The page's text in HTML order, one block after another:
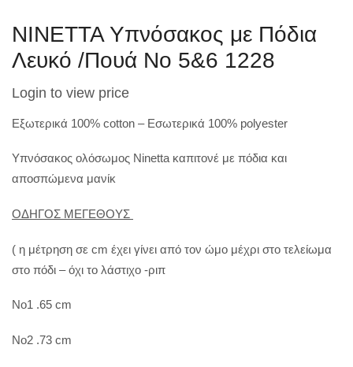
NINETTA Υπνόσακος με Πόδια
Λευκό /Πουά Νο 5&6 1228
Login to view price
Εξωτερικά 100% cotton – Εσωτερικά 100% polyester
Υπνόσακος ολόσωμος Ninetta καπιτονέ με πόδια και
αποσπώμενα μανίκ
ΟΔΗΓΟΣ ΜΕΓΕΘΟΥΣ
( η μέτρηση σε cm έχει γίνει από τον ώμο μέχρι στο τελείωμα
στο πόδι – όχι το λάστιχο -ριπ
Νο1 .65 cm
No2 .73 cm